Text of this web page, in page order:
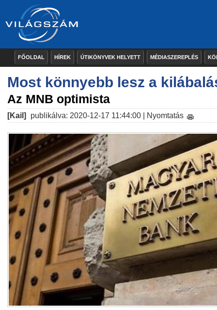
FŐOLDAL HÍREK ÚTIKÖNYVEK HELYETT MÉDIASZEREPLÉS
Most könnyebb lesz a
Az MNB optimista
[Kail] publikálva: 2020-12-17 11:44:00 | Nyomtatás